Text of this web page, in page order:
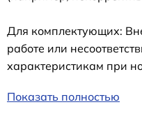
Для комплектующих:
работе или
характеристикам при
Показать полностью